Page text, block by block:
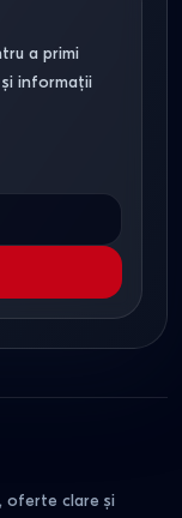
a primi
informații
oferte clare și